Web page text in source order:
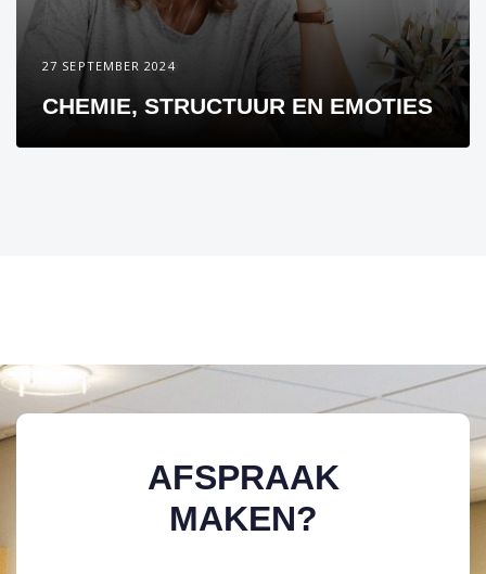
27 SEPTEMBER 2024
CHEMIE, STRUCTUUR EN EMOTIES
AFSPRAAK
MAKEN?